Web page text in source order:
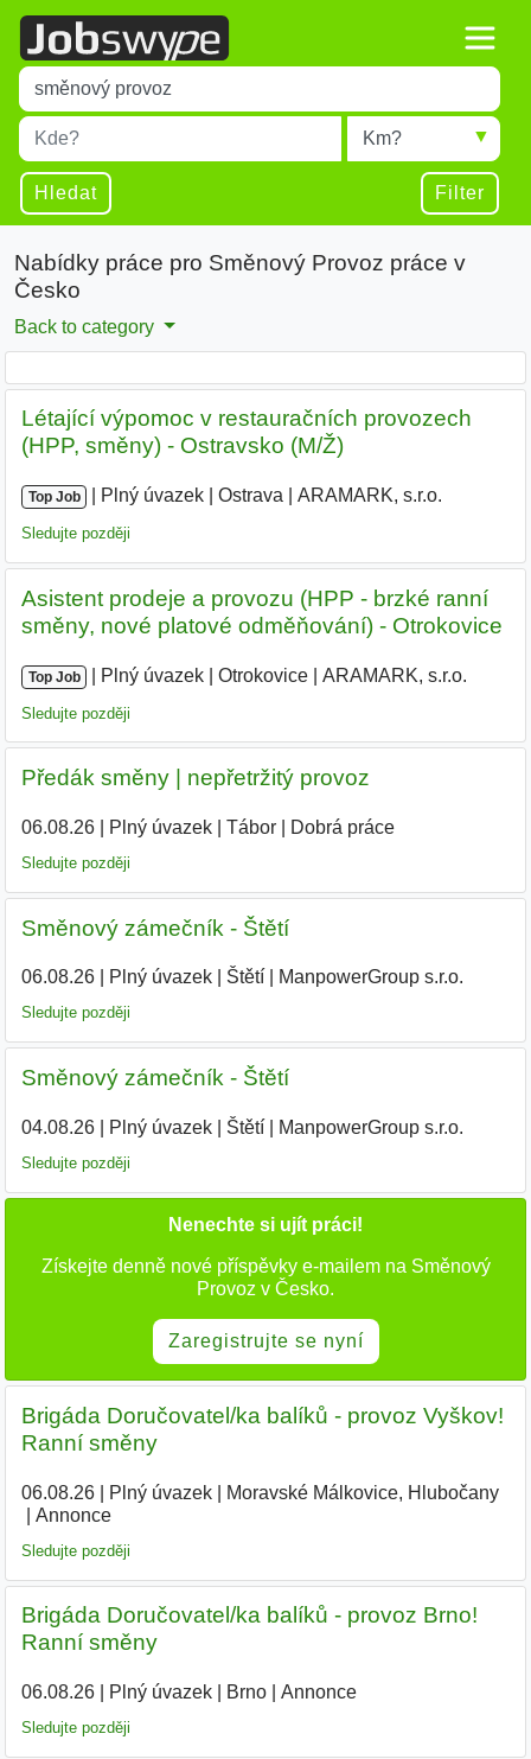
Title
Type 1 or more characters for results.
Místo
Type 1 or more characters for results.
Radius
Hledat Filter
Nabídky práce pro Směnový Provoz práce v
Česko
Back to category
Létající výpomoc v restauračních provozech
(HPP, směny) - Ostravsko (M/Ž)
Top Job Plný úvazek Ostrava ARAMARK, s.r.o.
Sledujte později
Asistent prodeje a provozu (HPP - brzké ranní
směny, nové platové odměňování) - Otrokovice
Top Job Plný úvazek Otrokovice ARAMARK, s.r.o.
Sledujte později
Předák směny | nepřetržitý provoz
06.08.26| Plný úvazek| Tábor| Dobrá práce
Sledujte později
Směnový zámečník - Štětí
06.08.26| Plný úvazek| Štětí| ManpowerGroup s.r.o.
Sledujte později
Směnový zámečník - Štětí
04.08.26| Plný úvazek| Štětí| ManpowerGroup s.r.o.
Sledujte později
Nenechte si ujít práci!
Získejte denně nové příspěvky e-mailem na Směnový
Provoz v Česko.
Zaregistrujte se nyní
Brigáda Doručovatel/ka balíků - provoz Vyškov!
Ranní směny
06.08.26| Plný úvazek| Moravské Málkovice, Hlubočany|
Annonce
Sledujte později
Brigáda Doručovatel/ka balíků - provoz Brno!
Ranní směny
06.08.26| Plný úvazek| Brno| Annonce
Sledujte později